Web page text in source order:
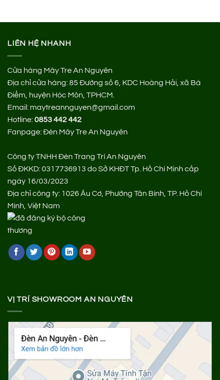
LIÊN HỆ NHANH
Cửa hàng Mây Tre An Nguyên
Địa chỉ cửa hàng:85 Đường số 6, KDC Hoàng Hải, xã Bà
Điểm, huyện Hóc Môn, TPHCM.
Email: maytreannguyen@gmail.com
Hotline:0853 442 442
Fanpage:Đèn Mây Tre An Nguyên
Công ty TNHH Đèn Trang Trí An Nguyên
Số ĐKKD: 0317736913 do Sở KHĐT Tp. Hồ Chí Minh cấp
ngày 16/03/2023
Địa chỉ công ty: 1026 Âu Cơ, Phường Tân Bình, TP. Hồ Chí
Minh, Việt Nam
VỊ TRÍ SHOWROOM AN NGUYÊN